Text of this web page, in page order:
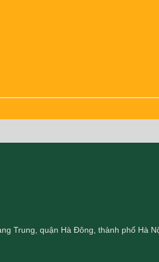
Trung, quận Hà Đông, thành phố Hà